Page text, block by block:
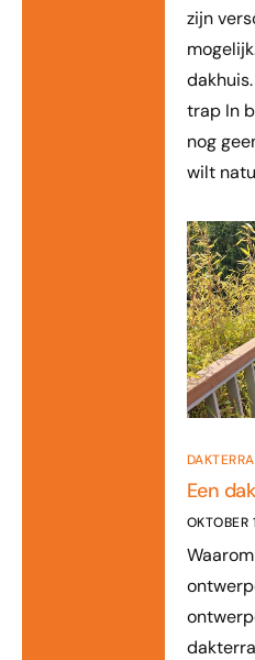
zijn
trap In
nog
wilt
Een
OKTOBER